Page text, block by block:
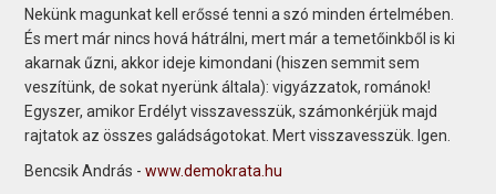
Nekünk magunkat kell erőssé tenni a szó minden értelmében.
És mert már nincs hová hátrálni, mert már a temetőinkből is ki
akarnak űzni, akkor ideje kimondani (hiszen semmit sem
veszítünk, de sokat nyerünk általa): vigyázzatok, románok!
Egyszer, amikor Erdélyt visszavesszük, számonkérjük majd
rajtatok az összes galádságotokat. Mert visszavesszük. Igen.
Bencsik András -www.demokrata.hu